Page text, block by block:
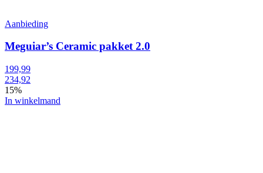
Aanbieding
Meguiar’s Ceramic pakket 2.0
199,99
234,92
15%
In winkelmand